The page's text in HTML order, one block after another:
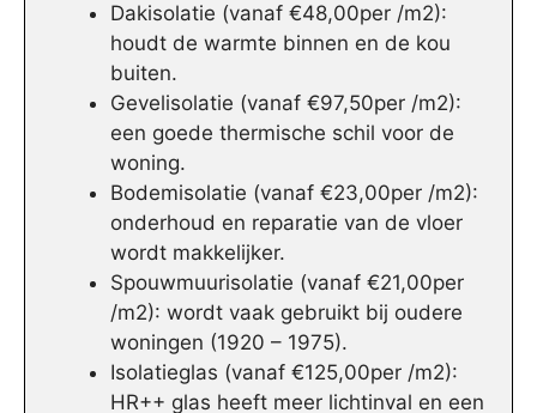
Dakisolatie (vanaf €48,00per /m2):
houdt de warmte binnen en de kou
buiten.
Gevelisolatie (vanaf €97,50per /m2):
een goede thermische schil voor de
woning.
Bodemisolatie (vanaf €23,00per /m2):
onderhoud en reparatie van de vloer
wordt makkelijker.
Spouwmuurisolatie (vanaf €21,00per
/m2): wordt vaak gebruikt bij oudere
woningen (1920 – 1975).
Isolatieglas (vanaf €125,00per /m2):
HR++ glas heeft meer lichtinval en een